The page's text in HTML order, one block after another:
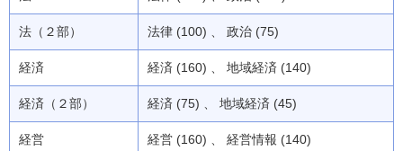
法（２部） 法律 (100) 、 政治 (75)
経済 経済 (160) 、 地域経済 (140)
経済（２部） 経済 (75) 、 地域経済 (45)
経営 経営 (160) 、 経営情報 (140)